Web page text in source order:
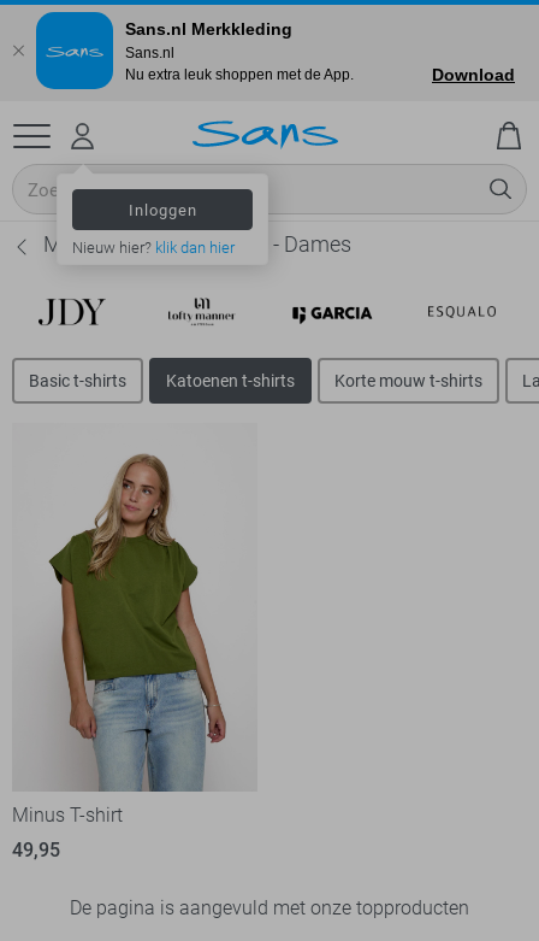
Inloggen
Nieuw hier? klik dan hier
Minus Katoenen t-shirts - Dames
Basic t-shirts Katoenen t-shirts Korte mouw t-shirts
Minus T-shirt
49,95
De pagina is aangevuld met onze topproducten
Sans.nl Merkkleding
Sans.nl
Nu extra leuk shoppen met de App.
Download